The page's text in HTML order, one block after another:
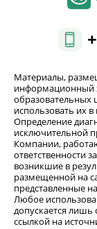
Материалы,
информационный
образовательных
использовать их
Определение
исключительной
Компании,
ответственности
возникшие в
размещенной на
представленные
Любое
допускается лишь
ссылкой на